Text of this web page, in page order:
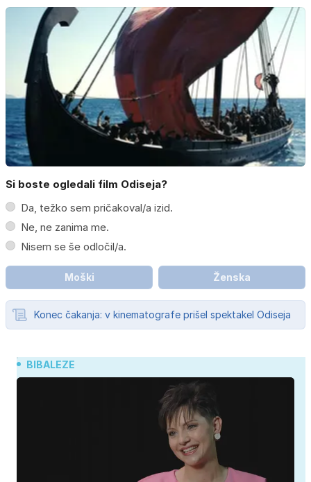
Si boste ogledali film Odiseja?
Da, težko sem pričakoval/a izid.
Ne, ne zanima me.
Nisem se še odločil/a.
Moški Ženska
Konec čakanja: v kinematografe prišel spektakel Odiseja
BIBALEZE